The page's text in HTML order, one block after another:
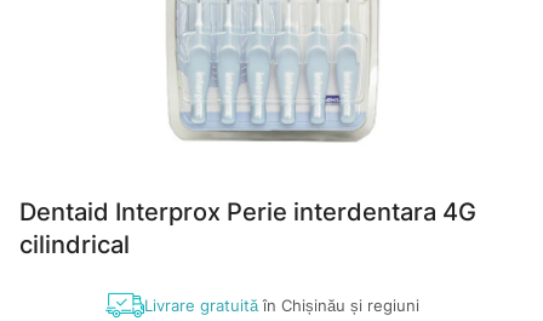
Dentaid Interprox Perie interdentara 4G
cilindrical
Livrare gratuităîn Chișinău și regiuni